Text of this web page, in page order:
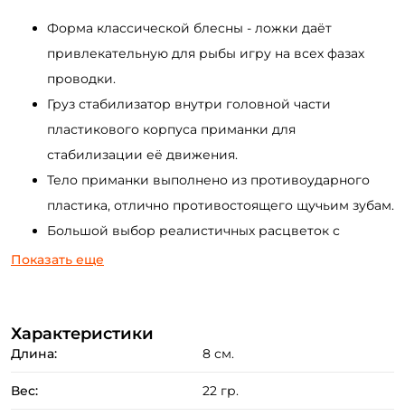
Форма классической блесны - ложки даёт
привлекательную для рыбы игру на всех фазах
проводки.
Груз стабилизатор внутри головной части
пластикового корпуса приманки для
стабилизации её движения.
Тело приманки выполнено из противоударного
пластика, отлично противостоящего щучьим зубам.
Большой выбор реалистичных расцветок с
имитацией рыбьей чешуи и глаз (яркие и
фиксацией и проволочной защитой.
В серии имеются блёсны разного размера и
массы, под различные условия ловли.
Показать еще
Характеристики
Длина: 8 см.
Вес: 22 гр.
Создать аккаунт